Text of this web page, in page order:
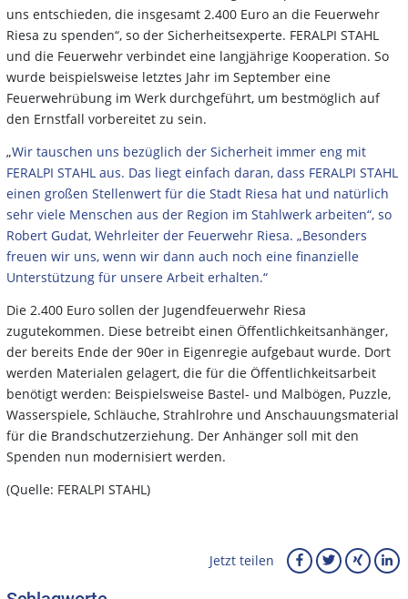
uns entschieden, die insgesamt 2.400 Euro an die Feuerwehr
Riesa zu spenden“, so der Sicherheitsexperte. FERALPI STAHL
und die Feuerwehr verbindet eine langjährige Kooperation. So
wurde beispielsweise letztes Jahr im September eine
Feuerwehrübung im Werk durchgeführt, um bestmöglich auf
den Ernstfall vorbereitet zu sein.
„Wir tauschen uns bezüglich der Sicherheit immer eng mit
FERALPI STAHL aus. Das liegt einfach daran, dass FERALPI STAHL
einen großen Stellenwert für die Stadt Riesa hat und natürlich
sehr viele Menschen aus der Region im Stahlwerk arbeiten“, so
Robert Gudat, Wehrleiter der Feuerwehr Riesa. „Besonders
freuen wir uns, wenn wir dann auch noch eine finanzielle
Unterstützung für unsere Arbeit erhalten.“
Die 2.400 Euro sollen der Jugendfeuerwehr Riesa
zugutekommen. Diese betreibt einen Öffentlichkeitsanhänger,
der bereits Ende der 90er in Eigenregie aufgebaut wurde. Dort
werden Materialen gelagert, die für die Öffentlichkeitsarbeit
benötigt werden: Beispielsweise Bastel- und Malbögen, Puzzle,
Wasserspiele, Schläuche, Strahlrohre und Anschauungsmaterial
für die Brandschutzerziehung. Der Anhänger soll mit den
Spenden nun modernisiert werden.
(Quelle: FERALPI STAHL)
Jetzt teilen